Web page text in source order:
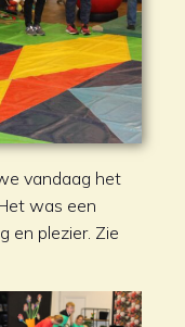
vandaag het
was een
en plezier. Zie